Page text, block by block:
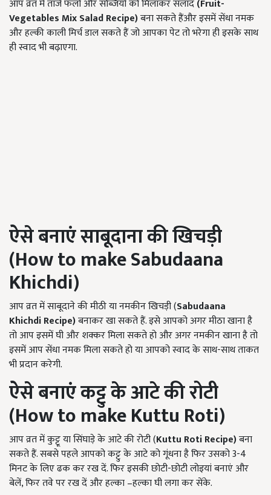
आप व्रत में ताजे फलों और सब्जियों को मिलाकर सलाद(Fruit-
Vegetables Mix Salad Recipe)बना सकते हैंऔर इसमें सेंधा नमक
और हल्की काली मिर्च डाल सकते हैं जो आपका पेट तो भरेगा ही इसके साथ
ही स्वाद भी बढ़ाएगा.
ऐसे बनाएं साबूदाना की खिचड़ी
(How to make Sabudaana
Khichdi)
आप व्रत में साबूदाने की मीठी या नमकीन खिचड़ी (Sabudaana
KhichdiRecipe)बनाकर खा सकते हैं. इसे आपको अगर मीठा खाना है
तो आप इसमें घी और शक्कर मिला सकते हो और अगर नमकीन खाना है तो
इसमें आप सेंधा नमक मिला सकते हो या आपको स्वाद के साथ-साथ ताकत
भी प्रदान करेगी.
ऐसे बनाएं कट्टु के आटे की रोटी
(How to make Kuttu Roti)
आप व्रत में कुट्टू या सिंघाड़े के आटे की रोटी (Kuttu RotiRecipe)बना
सकते हैं. सबसे पहले आपको कट्टु के आटे को गूंधना है फिर उसको 3-4
मिनट के लिए ढक कर रख दें. फिर इसकी छोटी-छोटी लोइयां बनाएं और
बेलें, फिर तवे पर रख दें और हल्का –हल्का घी लगा कर सेंके.